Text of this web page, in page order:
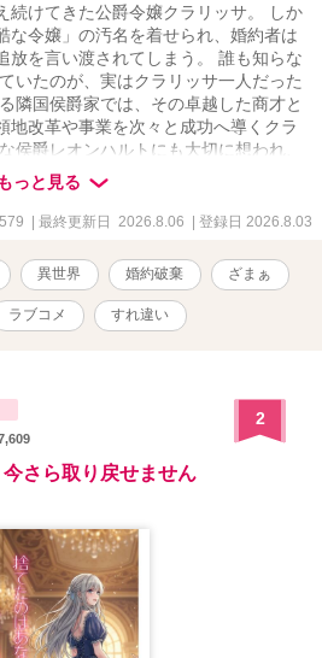
続けてきた公爵令嬢クラリッサ。 しか
な令嬢」の汚名を着せられ、婚約者は
放を言い渡されてしまう。 誰も知らな
いたのが、実はクラリッサ一人だった
隣国侯爵家では、その卓越した商才と
地改革や事業を次々と成功へ導くクラ
侯爵レオンハルトにも大切に想われ、
を知っていく。 一方、彼女を失った公
義母は社交界から見放され、義妹は栄
く自分が捨てたものの大きさに気づく
べてを奪われた令嬢が、自らの教養・
、彼女を見下した者たちが"後悔"という
異世界恋愛ストーリー。
もっと見る
| 最終更新日 2026.8.06 | 登録日 2026.8.03
異世界 婚約破棄 ざまぁ
ラブコメ すれ違い
2
さら取り戻せません